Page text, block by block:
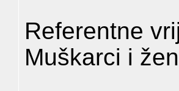
Referentne
Muškarci i